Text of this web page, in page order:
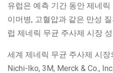
유럽은 예측 기간 동안 제네
이머병, 고혈압과 같은 만성
럽 제네릭 무균 주사제 시장
세계 제네릭 무균 주사제 시장
Nichi-Iko, 3M, Merck & Co.,